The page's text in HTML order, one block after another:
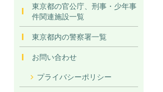
東京都の官公庁、刑事・少年事
件関連施設一覧
東京都内の警察署一覧
お問い合わせ
プライバシーポリシー